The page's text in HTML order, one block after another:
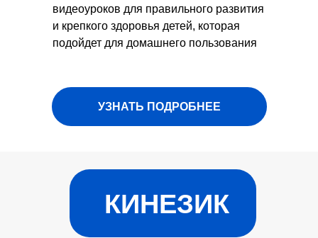
видеоуроков для правильного развития
и крепкого здоровья детей, которая
подойдет для домашнего пользования
УЗНАТЬ ПОДРОБНЕЕ